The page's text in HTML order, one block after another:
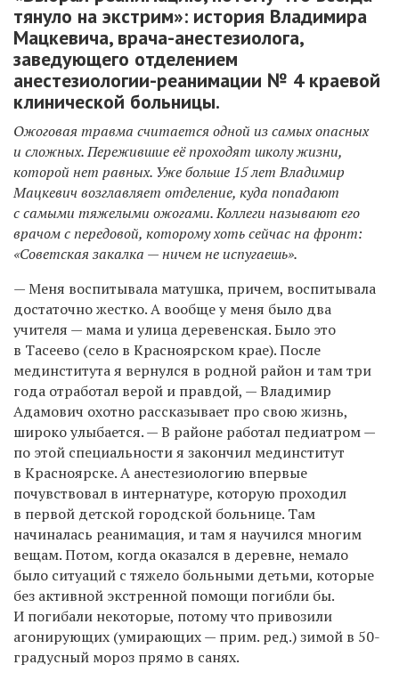
тянуло на экстрим»: история Владимира
Мацкевича, врача-анестезиолога,
заведующего отделением
анестезиологии-реанимации № 4 краевой
клинической больницы.
Ожоговая травма считается одной из самых опасных
и сложных. Пережившие её проходят школу жизни,
которой нет равных. Уже больше 15 лет Владимир
Мацкевич возглавляет отделение, куда попадают
с самыми тяжелыми ожогами. Коллеги называют его
врачом с передовой, которому хоть сейчас на фронт:
«Советская закалка — ничем не испугаешь».
— Меня воспитывала матушка, причем, воспитывала
достаточно жестко. А вообще у меня было два
учителя — мама и улица деревенская. Было это
в Тасеево (село в Красноярском крае). После
мединститута я вернулся в родной район и там три
года отработал верой и правдой, — Владимир
Адамович охотно рассказывает про свою жизнь,
широко улыбается. — В районе работал педиатром —
по этой специальности я закончил мединститут
в Красноярске. А анестезиологию впервые
почувствовал в интернатуре, которую проходил
в первой детской городской больнице. Там
начиналась реанимация, и там я научился многим
вещам. Потом, когда оказался в деревне, немало
было ситуаций с тяжело больными детьми, которые
без активной экстренной помощи погибли бы.
И погибали некоторые, потому что привозили
агонирующих (умирающих — прим. ред.) зимой в 50-
градусный мороз прямо в санях.